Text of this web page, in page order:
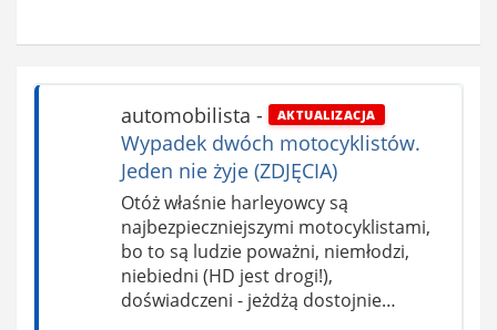
automobilista - AKTUALIZACJA
Wypadek dwóch motocyklistów.
Jeden nie żyje (ZDJĘCIA)
Otóż właśnie harleyowcy są
najbezpieczniejszymi motocyklistami,
bo to są ludzie poważni, niemłodzi,
niebiedni (HD jest drogi!),
doświadczeni - jeżdżą dostojnie…